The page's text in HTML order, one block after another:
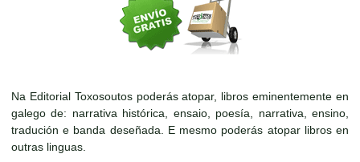
Na Editorial Toxosoutos poderás atopar, libros eminentemente en
galego de: narrativa histórica, ensaio, poesía, narrativa, ensino,
tradución e banda deseñada. E mesmo poderás atopar libros en
outras linguas.